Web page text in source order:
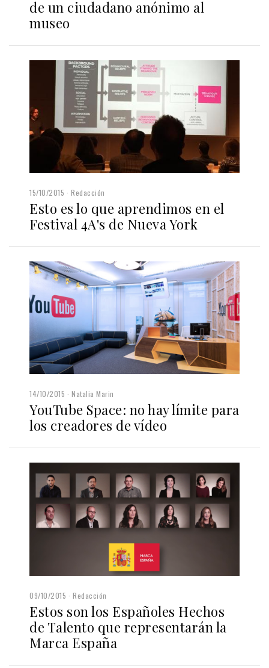
de un ciudadano anónimo al
museo
15/10/2015 Redacción
Esto es lo que aprendimos en el
Festival 4A's de Nueva York
14/10/2015 Natalia Marin
YouTube Space: no hay límite para
los creadores de vídeo
09/10/2015 Redacción
Estos son los Españoles Hechos
de Talento que representarán la
Marca España